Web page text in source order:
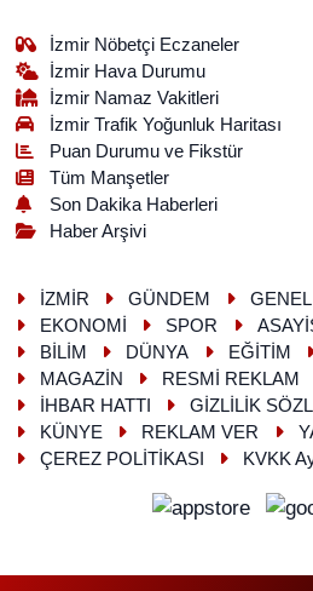
İzmir Nöbetçi Eczaneler
İzmir Hava Durumu
İzmir Namaz Vakitleri
İzmir Trafik Yoğunluk Haritası
Puan Durumu ve Fikstür
Tüm Manşetler
Son Dakika Haberleri
Haber Arşivi
İZMİR GÜNDEM GENEL
EKONOMİ
SPOR
BİLİM
DÜNYA EĞİTİM
MAGAZİN
RESMİ REKLAM
İHBAR HATTI
GİZLİLİK
KÜNYE
REKLAM VER
ÇEREZ POLİTİKASI
KVKK